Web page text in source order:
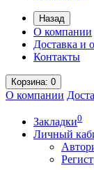
Назад
О компании
Доставка и
Контакты
Корзина: 0
О компании
Закладки0
Личный